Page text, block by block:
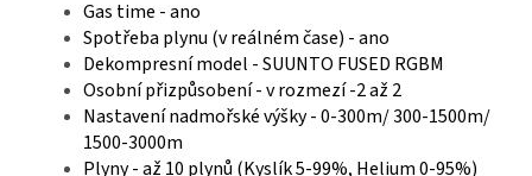
Gas time - ano
Spotřeba plynu (v reálném čase) - ano
Dekompresní model - SUUNTO FUSED RGBM
Osobní přizpůsobení - v rozmezí -2 až 2
Nastavení nadmořské výšky - 0-300m/ 300-1500m/
1500-3000m
Plyny - až 10 plynů (Kyslík 5-99%, Helium 0-95%)